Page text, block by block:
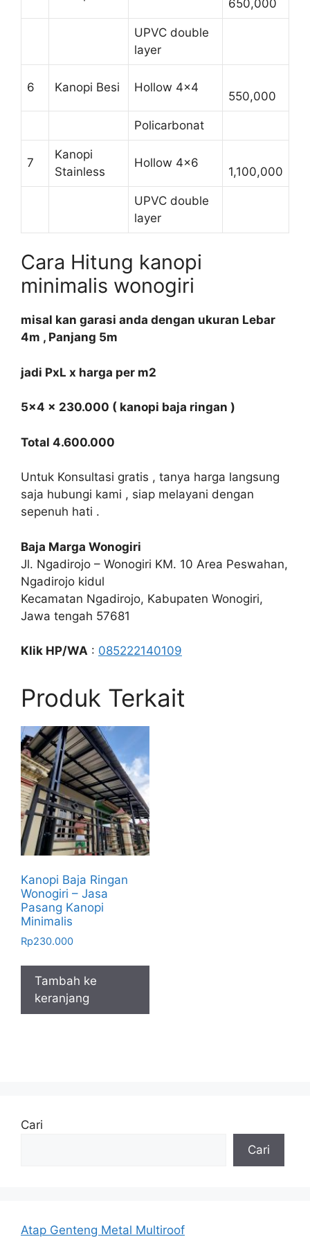
650,000
UPVC double
layer
6 Kanopi Besi Hollow 4×4
550,000
Policarbonat
7
Kanopi
Stainless
Hollow 4×6
1,100,000
UPVC double
layer
Cara Hitung kanopi
minimalis wonogiri
misal kan garasi anda dengan ukuran Lebar
4m , Panjang 5m
jadi PxL x harga per m2
5×4 x 230.000 ( kanopi baja ringan )
Total 4.600.000
Untuk Konsultasi gratis , tanya harga langsung
saja hubungi kami , siap melayani dengan
sepenuh hati .
Baja Marga Wonogiri
Jl. Ngadirojo – Wonogiri KM. 10 Area Peswahan,
Ngadirojo kidul
Kecamatan Ngadirojo, Kabupaten Wonogiri,
Jawa tengah 57681
Klik HP/WA : 085222140109
Produk Terkait
Kanopi Baja Ringan
Wonogiri – Jasa
Pasang Kanopi
Minimalis
Rp230.000
Tambah ke
keranjang
Cari
Cari
Atap Genteng Metal Multiroof